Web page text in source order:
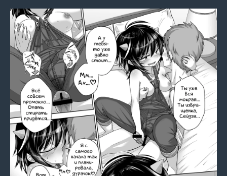
Аниме хентай
Сборники манги
Sign in
Register